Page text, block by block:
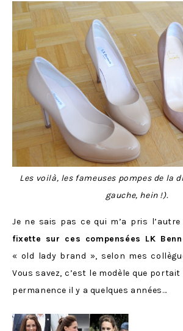
Les voilà, les fameuses pompes de la
gauche, hein !).
Je ne sais pas ce qui m’a pris l’autre
fixette sur ces compensées LK
« old lady brand », selon mes
Vous savez, c’est le modèle que
permanence il y a quelques années…